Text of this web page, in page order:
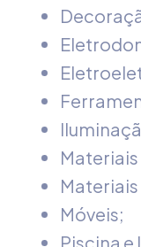
Móveis;
Piscina e